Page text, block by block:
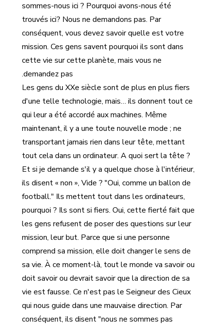
sommes-nous ici ? Pourquoi avons-nous été
trouvés ici? Nous ne demandons pas. Par
conséquent, vous devez savoir quelle est votre
mission. Ces gens savent pourquoi ils sont dans
cette vie sur cette planète, mais vous ne
demandez pas.
Les gens du XXe siècle sont de plus en plus fiers
d'une telle technologie, mais… ils donnent tout ce
qui leur a été accordé aux machines. Même
maintenant, il y a une toute nouvelle mode ; ne
transportant jamais rien dans leur tête, mettant
tout cela dans un ordinateur. A quoi sert la tête ?
Et si je demande s'il y a quelque chose à l'intérieur,
ils disent « non », Vide ? "Oui, comme un ballon de
football." Ils mettent tout dans les ordinateurs,
pourquoi ? Ils sont si fiers. Oui, cette fierté fait que
les gens refusent de poser des questions sur leur
mission, leur but. Parce que si une personne
comprend sa mission, elle doit changer le sens de
sa vie. À ce moment-là, tout le monde va savoir ou
doit savoir ou devrait savoir que la direction de sa
vie est fausse. Ce n'est pas le Seigneur des Cieux
qui nous guide dans une mauvaise direction. Par
conséquent, ils disent "nous ne sommes pas